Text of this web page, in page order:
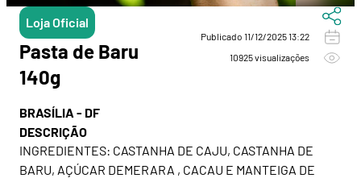
Loja Oficial
Pasta de Baru
140g
BRASÍLIA - DF
Publicado 11/12/2025 13:22
10925 visualizações
DESCRIÇÃO
INGREDIENTES: CASTANHA DE CAJU, CASTANHA DE
BARU, AÇÚCAR DEMERARA , CACAU E MANTEIGA DE